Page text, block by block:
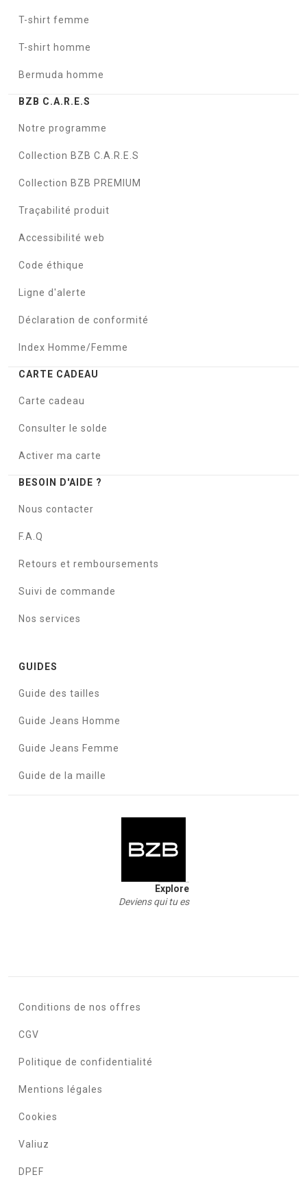
T-shirt femme
T-shirt homme
Bermuda homme
BZB C.A.R.E.S
Notre programme
Collection BZB C.A.R.E.S
Collection BZB PREMIUM
Traçabilité produit
Accessibilité web
Code éthique
Ligne d'alerte
Déclaration de conformité
Index Homme/Femme
CARTE CADEAU
Carte cadeau
Consulter le solde
Activer ma carte
BESOIN D'AIDE ?
Nous contacter
F.A.Q
Retours et remboursements
Suivi de commande
Nos services
GUIDES
Guide des tailles
Guide Jeans Homme
Guide Jeans Femme
Guide de la maille
Explore
Deviens qui tu es
Conditions de nos offres
CGV
Politique de confidentialité
Mentions légales
Cookies
Valiuz
DPEF